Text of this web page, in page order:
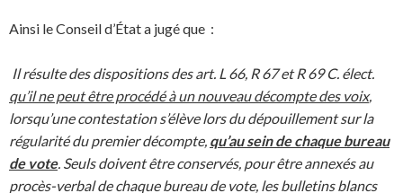
Ainsi le Conseil d’État a jugé que :
Il résulte des dispositions desart. L 66, R 67 et R 69 C. élect.
qu’il ne peut être procédé à un nouveau décompte des voix,
lorsqu’une contestation s’élève lors du dépouillement sur la
régularité du premier décompte, qu’au sein de chaque bureau
de vote. Seuls doivent être conservés, pour être annexés au
procès-verbal de chaque bureau de vote, les bulletins blancs